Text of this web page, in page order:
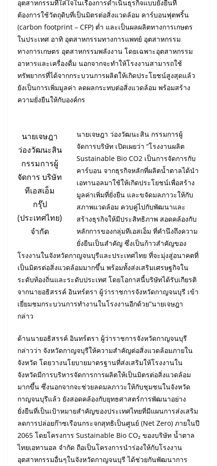
อุตสาหกรรมที่ใส่ใจในเรื่องการดำเนินธุรกิจแบบยั่งยืนที่
ต้องการใช้วัตถุดิบที่เป็นมิตรต่อสิ่งแวดล้อม คาร์บอนฟุตพริ้น
(carbon footprint – CFP) ต่ำ และเป็นผลผลิตทางการเกษตร
ในประเทศ อาทิ อุตสาหกรรมทางการแพทย์ อุตสาหกรรม
ทางการเกษตร อุตสาหกรรมพลังงาน โดยเฉพาะอุตสาหกรรม
อาหารและเครื่องดื่ม นอกจากจะทำให้โรงงานสามารถใช้
ทรัพยากรที่ได้จากกระบวนการผลิตให้เกิดประโยชน์สูงสุดแล้ว
ยังเป็นการเพิ่มมูลค่า ลดผลกระทบต่อสิ่งแวดล้อม พร้อมสร้าง
ความยั่งยืนให้กับองค์กร
นายเจษฎา
ว่องวัฒนะสิน
กรรมการผู้
จัดการ บริษัท
ทีเอสเอ็ม
กรุ๊ป
(ประเทศไทย)
จำกัด
นายเจษฎา ว่องวัฒนะสิน กรรมการผู้
จัดการบริษัท เปิดเผยว่า “โรงงานผลิต
Sustainable Bio CO2 เป็นการจัดการกับ
คาร์บอน จากธุรกิจหลักที่ผลิตน้ำตาลได้นำ
เอทานอลมาใช้ให้เกิดประโยชน์เพื่อสร้าง
มูลค่าเพิ่มที่ยั่งยืน และขจัดมลภาวะให้กับ
สภาพแวดล้อม ควบคู่ไปกับพัฒนาและ
สร้างธุรกิจให้มีประสิทธิภาพ สอดคล้องกับ
หลักการของกลุ่มทีเอสเอ็ม ที่คำนึงถึงความ
ยั่งยืนเป็นสำคัญ ซึ่งเป็นก้าวสำคัญของ
โรงงานในจังหวัดกาญจนบุรีและประเทศไทย ที่จะมุ่งสู่อนาคตที่
เป็นมิตรต่อสิ่งแวดล้อมมากขึ้น พร้อมทั้งส่งเสริมเศรษฐกิจใน
ระดับท้องถิ่นและระดับประเทศ โดยโอกาสนี้บริษัทได้รับเกียรติ
จากนายอธิสรรค์ อินทร์ตรา ผู้ว่าราชการจังหวัดกาญจนบุรี เข้า
เยี่ยมชมกระบวนการทำงานในโรงงานอีกด้วย”นายเจษฎา
กล่าว
ด้านนายอธิสรรค์ อินทร์ตรา ผู้ว่าราชการจังหวัดกาญจนบุรี
กล่าวว่า จังหวัดกาญจบุรีให้ความสำคัญต่อสิ่งแวดล้อมภายใน
จังหวัด โดยวางนโยบายมาตรฐานที่ส่งเสริมให้โรงงานใน
จังหวัดมีการบริหารจัดการการผลิตให้เป็นมิตรต่อสิ่งแวดล้อม
มากขึ้น ซึ่งนอกจากจะช่วยลดมลภาวะให้กับชุมชนในจังหวัด
กาญจนบุรีแล้ว ยังสอดคล้องกับยุทธศาสตร์การพัฒนาอย่าง
ยั่งยืนที่เป็นเป้าหมายสำคัญของประเทศไทยที่มีแผนการส่งเสริม
ลดการปล่อยก๊าซเรือนกระจกสุทธิเป็นศูนย์ (Net Zero) ภายในปี
2065 โดยโครงการ Sustainable Bio CO₂ ของบริษัท น้ำตาล
ไทยเอทานอล จำกัด ถือเป็นโครงการนำร่องให้กับโรงงาน
อุตสาหกรรมอื่นๆในจังหวัดกาญจนบุรี ได้ช่วยกันพัฒนาการ